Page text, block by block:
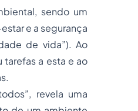
sendo um
e a segurança
de vida”). Ao
a esta e ao
revela uma